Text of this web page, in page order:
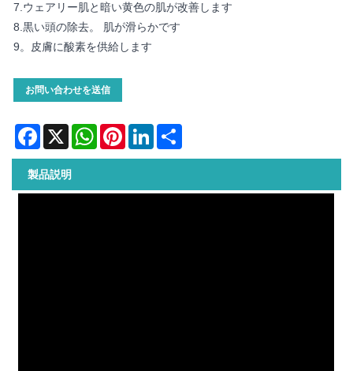
7.ウェアリー肌と暗い黄色の肌が改善します
8.黒い頭の除去。 肌が滑らかです
9。皮膚に酸素を供給します
お問い合わせを送信
Facebook
X WhatsAppPinterestLinkedIn
製品説明